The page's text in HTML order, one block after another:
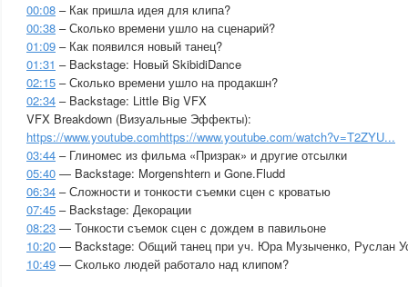
00:08 – Как пришла идея для клипа?
00:38 – Сколько времени ушло на сценарий?
01:09 – Как появился новый танец?
01:31 – Backstage: Новый SkibidiDance
02:15 – Сколько времени ушло на продакшн?
02:34 – Backstage: Little Big VFX
VFX Breakdown (Визуальные Эффекты):
https://www.youtube.comhttps://www.youtube.com/watch?v=T2ZYU...
03:44 – Глиномес из фильма «Призрак» и другие отсылки
05:40 — Backstage: Morgenshtern и Gone.Fludd
06:34 – Сложности и тонкости съемки сцен с кроватью
07:45 – Backstage: Декорации
08:23 — Тонкости съемок сцен с дождем в павильоне
10:20 — Backstage: Общий танец при уч. Юра Музыченко, Руслан
10:49 — Сколько людей работало над клипом?